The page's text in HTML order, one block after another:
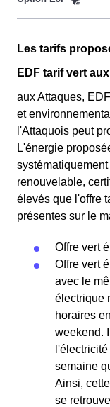
KWh de chaque
attention à sa
existe chez la
France et est
🏠
clients Attaquois
différencie deux
autres jours de
rapport au tarif
Les tarifs
EDF tarif vert
aux Attaques,
et
l'Attaquois peut
L'énergie
renouvelable,
élevés que l'offre
présentes sur le
Offre vert
Offre vert
avec le
électrique
horaires
weekend.
semaine
Ainsi,
se